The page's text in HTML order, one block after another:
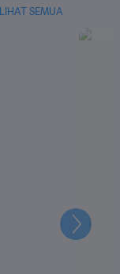
LIHAT SEMUA